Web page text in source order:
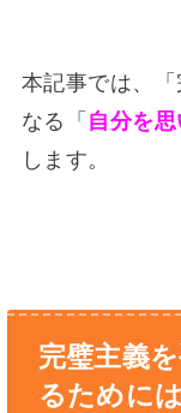
本記事では、
なる「 自分を
します。
完璧主義
るために